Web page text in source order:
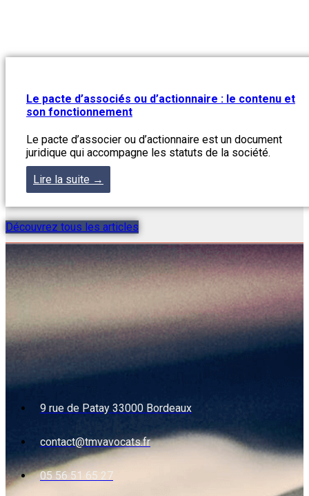
Le pacte d’associés ou d’actionnaire : le contenu et
son fonctionnement
Le pacte d’associer ou d’actionnaire est un document
juridique qui accompagne les statuts de la société.
Lire la suite →
Découvrez tous les articles
9 rue de Patay 33000 Bordeaux
contact@tmvavocats.fr
05 56 51 65 27